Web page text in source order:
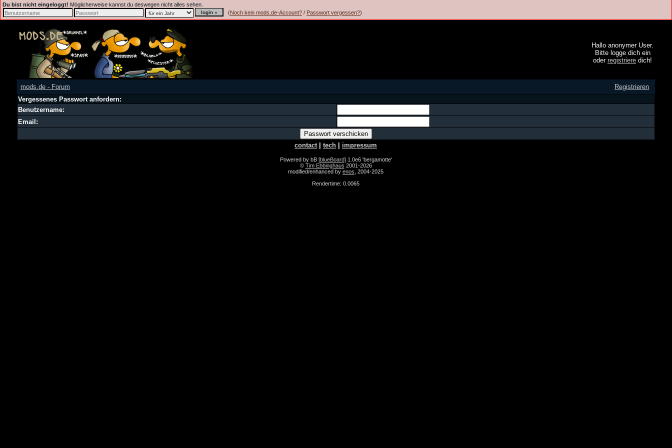
Du bist nicht eingeloggt! Möglicherweise kannst du deswegen nicht alles sehen.
(Noch kein mods.de-Account? / Passwort vergessen?)
Hallo anonymer User.
Bitte logge dich ein
oder registriere dich!
mods.de - Forum
Registrieren
Vergessenes Passwort anfordern:
Benutzername:
Email:
contact| tech impressum
Powered by bB [blueBoard] 1.0e6 'bergamotte'
© Tim Ebbinghaus 2001-2026
modified/enhanced by enos , 2004-2025
Rendertime: 0.0065